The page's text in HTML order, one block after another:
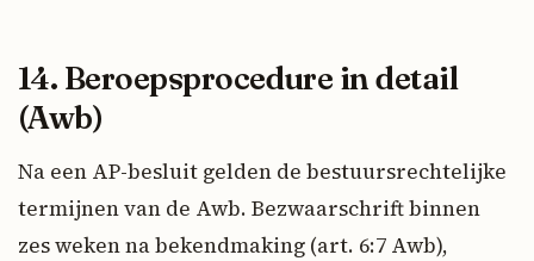
14. Beroepsprocedure in detail
(Awb)
Na een AP-besluit gelden de bestuursrechtelijke
termijnen van de Awb. Bezwaarschrift binnen
zes weken na bekendmaking (art. 6:7 Awb),